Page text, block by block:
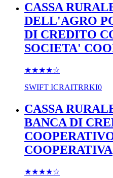
CASSA
DELL'AGRO
DI CREDITO
SOCIETA'
★★★★☆
SWIFT ICRAITRRKI0
CASSA
BANCA DI
COOPERATIVA
★★★★☆